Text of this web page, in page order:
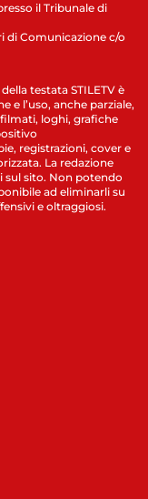
il Tribunale di
di Comunicazione c/o
testata STILETV è
e l’uso, anche parziale,
loghi, grafiche
registrazioni, cover e
La redazione
sul sito. Non potendo
ad eliminarli su
e oltraggiosi.